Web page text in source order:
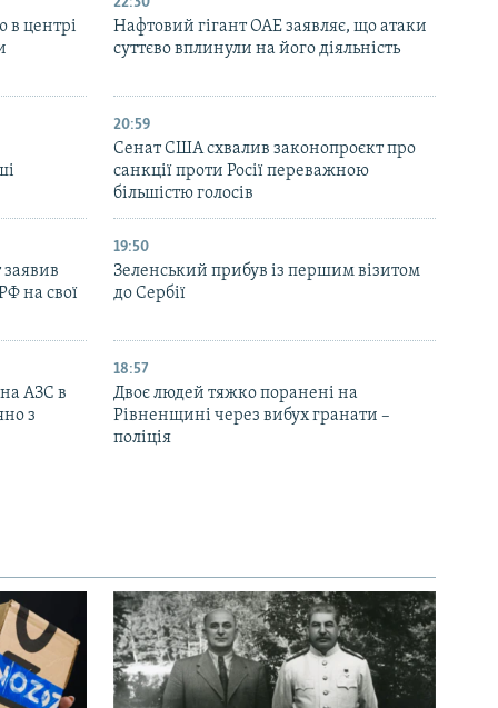
в центрі
Нафтовий гігант ОАЕ заявляє, що атаки
суттєво вплинули на його діяльність
20:59
Cенат США схвалив законопроєкт про
санкції проти Росії переважною
більшістю голосів
на свої
19:50
Зеленський прибув із першим візитом
до Сербії
на АЗС в
з
18:57
Двоє людей тяжко поранені на
Рівненщині через вибух гранати –
поліція